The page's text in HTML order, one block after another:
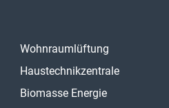
Wohnraumlüftung
Haustechnikzentrale
Biomasse Energie